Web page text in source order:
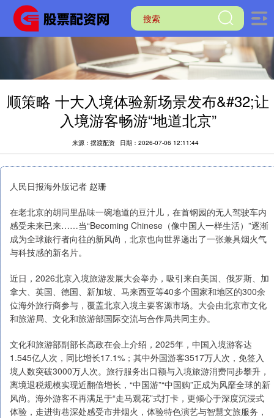
顺策略 十大入境体验新场景发布&#32;让
入境游客畅游“地道北京”
来源：摆渡配资 日期：2026-07-06 12:11:44
人民日报海外版记者 赵珊
在老北京的胡同里品味一碗地道的豆汁儿，在首钢园的无人驾驶车内
感受未来已来……当“Becoming Chinese（像中国人一样生活）”逐渐
成为全球旅行者向往的新风尚，北京也向世界递出了一张兼具烟火气
与科技感的新名片。
近日，2026北京入境旅游发展大会举办，吸引来自美国、俄罗斯、加
拿大、英国、德国、新加坡、马来西亚等40多个国家和地区的300余
位海外旅行商参与，覆盖北京入境主要客源市场。大会由北京市文化
和旅游局、文化和旅游部国际交流与合作局共同主办。
文化和旅游部副部长高政在会上介绍，2025年，中国入境游客达
1.545亿人次，同比增长17.1%；其中外国游客3517万人次，免签入
境人数突破3000万人次。旅行服务出口额与入境旅游消费同步攀升，
离境退税规模实现近翻倍增长，“中国游”“中国购”正成为风靡全球的新
风尚。海外游客不再满足于“走马观花”式打卡，更倾心于深度沉浸式
体验，走进街巷深处感受市井烟火，体验特色演艺与智慧文旅服务，